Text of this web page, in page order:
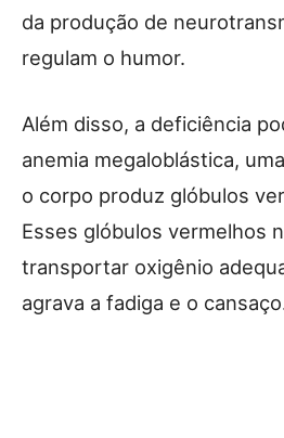
da produção de
regulam o humor.
Além disso, a deficiência
anemia megaloblástica,
o corpo produz glóbulos
Esses glóbulos vermelhos
transportar oxigênio
agrava a fadiga e o